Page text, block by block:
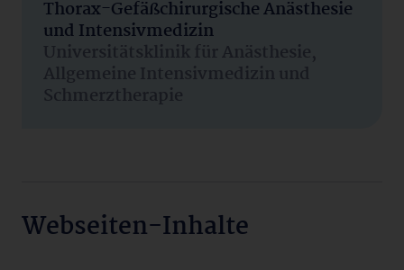
Thorax-Gefäßchirurgische Anästhesie
und Intensivmedizin
Universitätsklinik für Anästhesie,
Allgemeine Intensivmedizin und
Schmerztherapie
Webseiten-Inhalte